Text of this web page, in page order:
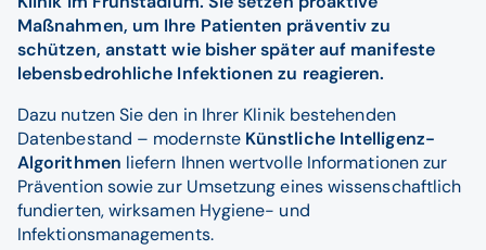
Maßnahmen, um Ihre Patienten präventiv zu
schützen, anstatt wie bisher später auf manifeste
lebensbedrohliche Infektionen zu reagieren.
Dazu nutzen Sie den in Ihrer Klinik bestehenden
Datenbestand – modernste Künstliche Intelligenz-
Algorithmen liefern Ihnen wertvolle Informationen zur
Prävention sowie zur Umsetzung eines wissen­schaftlich
fundierten, wirksamen Hygiene- und
Infektionsmanagements.